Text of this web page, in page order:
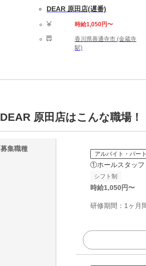
DEAR 原田店(遅番)
時給1,050円〜
香川県善通寺市 (金蔵寺
駅)
DEAR 原田店はこんな職場！
募集職種
アルバイト・パー
①ホールスタッフ
シフト制
時給1,050円〜
研修期間：1ヶ月